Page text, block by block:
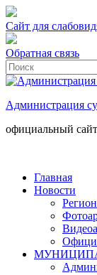
Сайт для
Обратная связь
Администрация
официальный сайт
Главная
Новости